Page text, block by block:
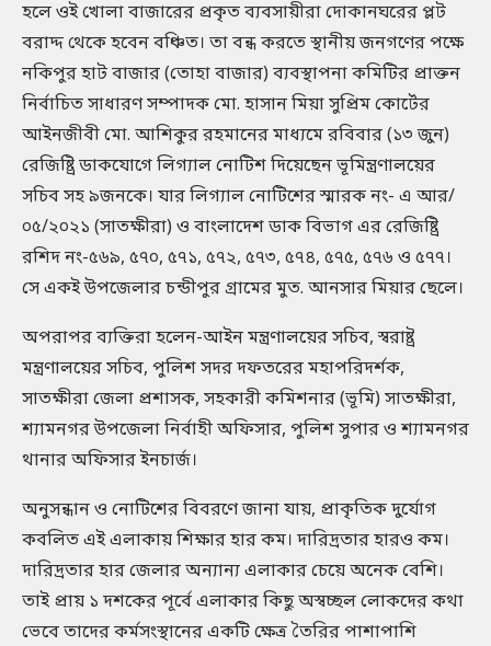
হলে ওই খোলা বাজারের প্রকৃত ব্যবসায়ীরা দোকানঘরের প্লট
বরাদ্দ থেকে হবেন বঞ্চিত। তা বন্ধ করতে স্থানীয় জনগণের পক্ষে
নকিপুর হাট বাজার (তোহা বাজার) ব্যবস্থাপনা কমিটির প্রাক্তন
নির্বাচিত সাধারণ সম্পাদক মো. হাসান মিয়া সুপ্রিম কোর্টের
আইনজীবী মো. আশিকুর রহমানের মাধ্যমে রবিবার (১৩ জুন)
রেজিষ্ট্রি ডাকযোগে লিগ্যাল নোটিশ দিয়েছেন ভূমিন্ত্রণালয়ের
সচিব সহ ৯জনকে। যার লিগ্যাল নোটিশের স্মারক নং- এ আর/
০৫/২০২১ (সাতক্ষীরা) ও বাংলাদেশ ডাক বিভাগ এর রেজিষ্ট্রি
রশিদ নং-৫৬৯, ৫৭০, ৫৭১, ৫৭২, ৫৭৩, ৫৭৪, ৫৭৫, ৫৭৬ ও ৫৭৭।
সে একই উপজেলার চন্ডীপুর গ্রামের মুত. আনসার মিয়ার ছেলে।
অপরাপর ব্যক্তিরা হলেন-আইন মন্ত্রণালয়ের সচিব, স্বরাষ্ট্র
মন্ত্রণালয়ের সচিব, পুলিশ সদর দফতরের মহাপরিদর্শক,
সাতক্ষীরা জেলা প্রশাসক, সহকারী কমিশনার (ভূমি) সাতক্ষীরা,
শ্যামনগর উপজেলা নির্বাহী অফিসার, পুলিশ সুপার ও শ্যামনগর
থানার অফিসার ইনচার্জ।
অনুসন্ধান ও নোটিশের বিবরণে জানা যায়, প্রাকৃতিক দুর্যোগ
কবলিত এই এলাকায় শিক্ষার হার কম। দারিদ্রতার হারও কম।
দারিদ্রতার হার জেলার অন্যান্য এলাকার চেয়ে অনেক বেশি।
তাই প্রায় ১ দশকের পূর্বে এলাকার কিছু অস্বচ্ছল লোকদের কথা
ভেবে তাদের কর্মসংস্থানের একটি ক্ষেত্র তৈরির পাশাপাশি